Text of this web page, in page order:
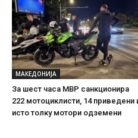
МАКЕДОНИЈА
За шест часа МВР санкционира
222 мотоциклисти, 14 приведени
исто толку мотори одземени